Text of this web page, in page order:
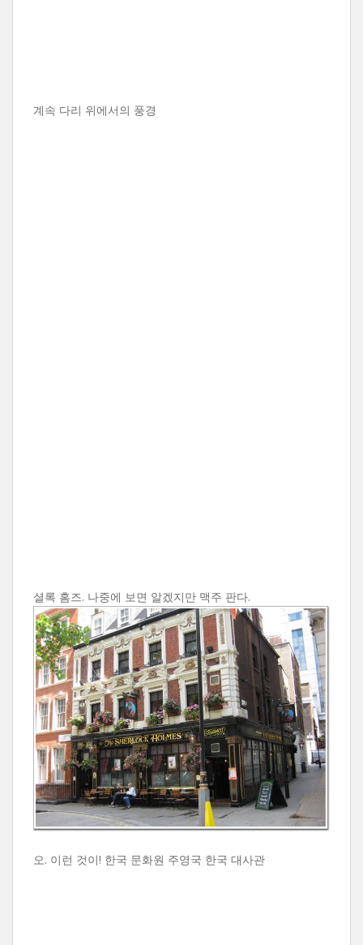
계속 다리 위에서의 풍경
셜록 홈즈. 나중에 보면 알겠지만 맥주 판다.
오. 이런 것이! 한국 문화원 주영국 한국 대사관